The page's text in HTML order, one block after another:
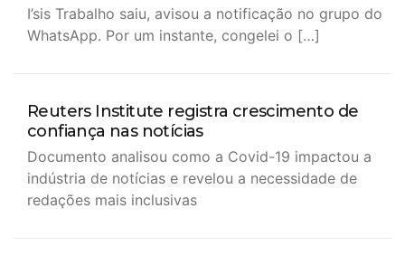
I’sis Trabalho saiu, avisou a notificação no grupo do
WhatsApp. Por um instante, congelei o […]
Reuters Institute registra crescimento de
confiança nas notícias
Documento analisou como a Covid-19 impactou a
indústria de notícias e revelou a necessidade de
redações mais inclusivas